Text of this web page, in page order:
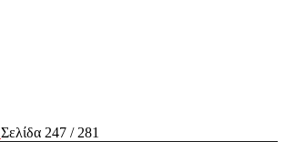
Σελίδα 247 / 281